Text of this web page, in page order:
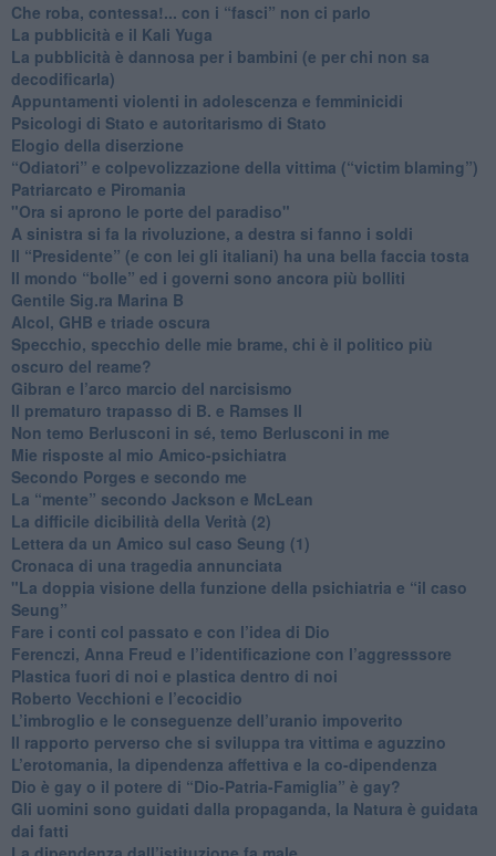
​Che roba, contessa!... con i “fasci” non ci parlo
La pubblicità e il Kali Yuga
​La pubblicità è dannosa per i bambini (e per chi non sa
decodificarla)
​Appuntamenti violenti in adolescenza e femminicidi
​Psicologi di Stato e autoritarismo di Stato
Elogio della diserzione
“Odiatori” e colpevolizzazione della vittima (“victim blaming”)
​Patriarcato e Piromania
"Ora si aprono le porte del paradiso"
​A sinistra si fa la rivoluzione, a destra si fanno i soldi
​Il “Presidente” (e con lei gli italiani) ha una bella faccia tosta
​Il mondo “bolle” ed i governi sono ancora più bolliti
​Gentile Sig.ra Marina B
​Alcol, GHB e triade oscura
​Specchio, specchio delle mie brame, chi è il politico più
oscuro del reame?
​Gibran e l’arco marcio del narcisismo
​Il prematuro trapasso di B. e Ramses II
​Non temo Berlusconi in sé, temo Berlusconi in me
​Mie risposte al mio Amico-psichiatra
​Secondo Porges e secondo me
​La “mente” secondo Jackson e McLean
La difficile dicibilità della Verità (2)
​Lettera da un Amico sul caso Seung (1)
​Cronaca di una tragedia annunciata
"​La doppia visione della funzione della psichiatria e “il caso
Seung”
​Fare i conti col passato e con l’idea di Dio
​Ferenczi, Anna Freud e l’identificazione con l’aggresssore
Plastica fuori di noi e plastica dentro di noi
​Roberto Vecchioni e l’ecocidio
​L’imbroglio e le conseguenze dell’uranio impoverito
​Il rapporto perverso che si sviluppa tra vittima e aguzzino
L’erotomania, la dipendenza affettiva e la co-dipendenza
​Dio è gay o il potere di “Dio-Patria-Famiglia” è gay?
​Gli uomini sono guidati dalla propaganda, la Natura è guidata
dai fatti